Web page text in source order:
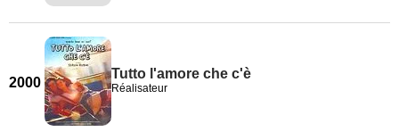
2000
Tutto l'amore che c'è
Réalisateur